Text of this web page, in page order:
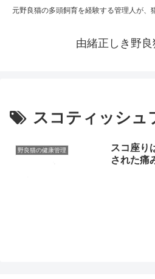
元野良猫の多頭飼育を経験する管理人が、
由緒正しき野
スコティッシュ
野良猫の健康管理
スコ座り
された痛